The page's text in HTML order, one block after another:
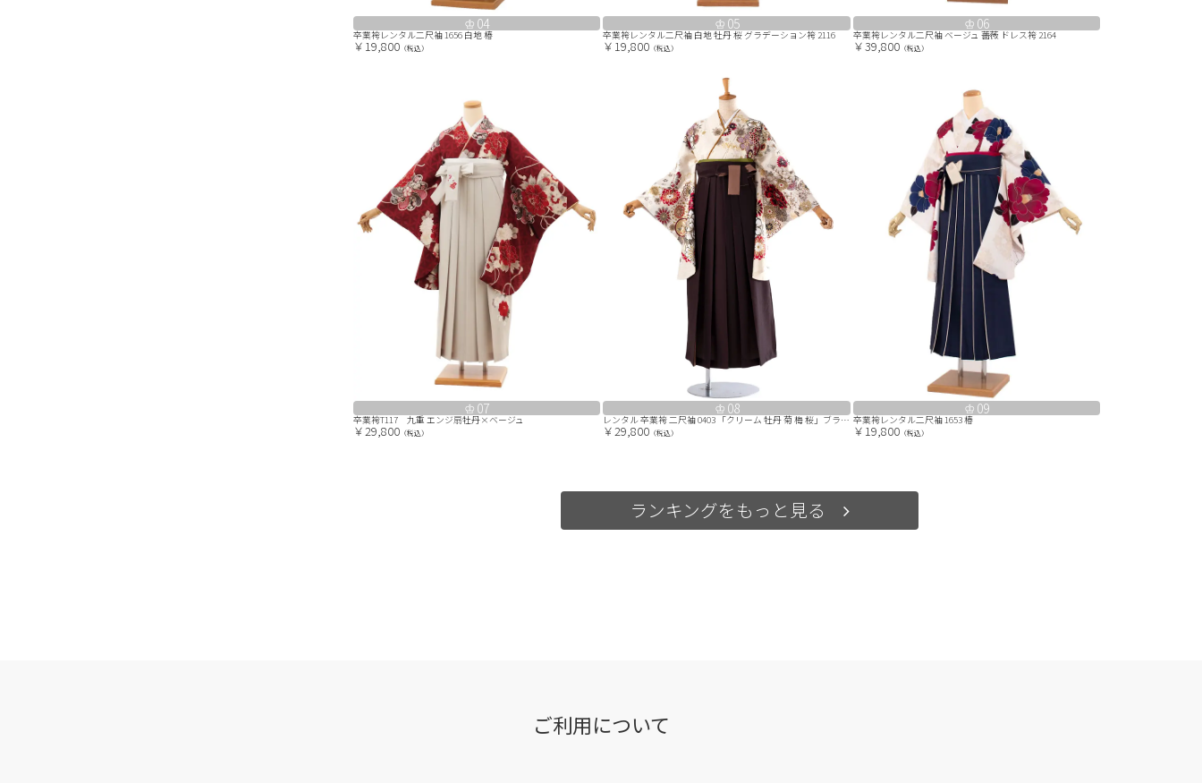
04
卒業袴レンタル二尺袖 1656 白地 椿
￥19,800 （税込）
05
卒業袴レンタル二尺袖 白地 牡丹 桜 グラデーション袴 2116
￥19,800 （税込）
06
卒業袴レンタル二尺袖 ベージュ 薔薇 ドレス袴 2164
￥39,800（税込）
07
卒業袴T117 九重 エンジ扇牡丹×ベージュ
￥29,800 （税込）
08
レンタル 卒業袴 二尺袖 0403 「クリーム 牡丹 菊 梅 桜」ブラウン
￥29,800 （税込）
09
卒業袴レンタル二尺袖 1653 椿
￥19,800（税込）
ランキングをもっと見る
ご利用について